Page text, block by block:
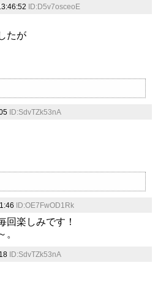
ID:D5v7osceoE
たが
ID:SdvTZk53nA
ID:OE7FwOD1Rk
回楽しみです！
。
ID:SdvTZk53nA